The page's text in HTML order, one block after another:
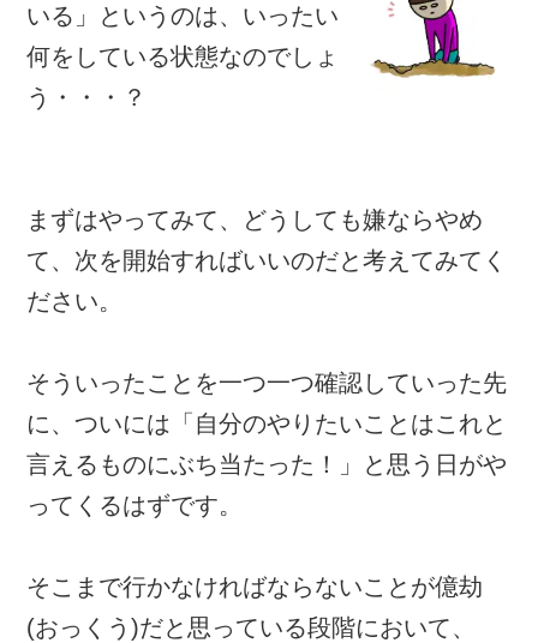
いる」というのは、いったい
何をしている状態なのでしょ
う・・・？
まずはやってみて、どうしても嫌ならやめ
て、次を開始すればいいのだと考えてみてく
ださい。
そういったことを一つ一つ確認していった先
に、ついには「自分のやりたいことはこれと
言えるものにぶち当たった！」と思う日がや
ってくるはずです。
そこまで行かなければならないことが億劫
(おっくう)だと思っている段階において、